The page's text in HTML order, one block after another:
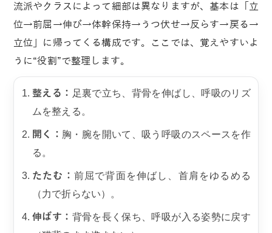
流派やクラスによって細部は異なりますが、基本は「立
位→前屈→伸び→体幹保持→うつ伏せ→反らす→戻る→
立位」に帰ってくる構成です。ここでは、覚えやすいよ
うに“役割”で整理します。
整える： 足裏で立ち、背骨を伸ばし、呼吸のリズ
ムを整える。
開く： 胸・腕を開いて、吸う呼吸のスペースを作
る。
たたむ： 前屈で背面を伸ばし、首肩をゆるめる
（力で折らない）。
伸ばす： 背骨を長く保ち、呼吸が入る姿勢に戻す